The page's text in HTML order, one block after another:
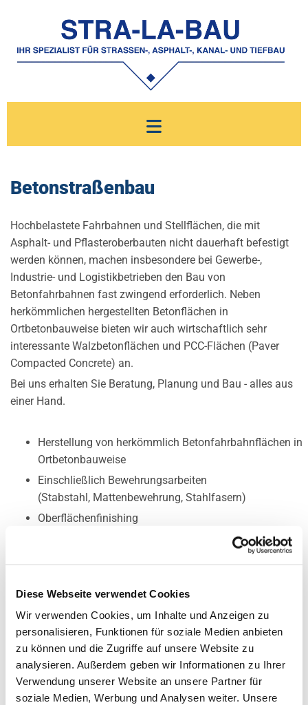
Diese Webseite verwendet Cookies
Wir verwenden Cookies, um Inhalte und Anzeigen zu
personalisieren, Funktionen für soziale Medien anbieten
zu können und die Zugriffe auf unsere Website zu
analysieren. Außerdem geben wir Informationen zu Ihrer
Verwendung unserer Website an unsere Partner für
soziale Medien, Werbung und Analysen weiter. Unsere
Betonstraßenbau
Hochbelastete Fahrbahnen und Stellflächen, die mit
Asphalt- und Pflasteroberbauten nicht dauerhaft befestigt
werden können, machen insbesondere bei Gewerbe-,
Industrie- und Logistikbetrieben den Bau von
Betonfahrbahnen fast zwingend erforderlich. Neben
herkömmlichen hergestellten Betonflächen in
Ortbetonbauweise bieten wir auch wirtschaftlich sehr
interessante Walzbetonflächen und PCC-Flächen (Paver
Compacted Concrete) an.
Bei uns erhalten Sie Beratung, Planung und Bau - alles aus
einer Hand.
Herstellung von herkömmlich Betonfahrbahnflächen in
Ortbetonbauweise
Einschließlich Bewehrungsarbeiten
(Stabstahl, Mattenbewehrung, Stahlfasern)
Oberflächenfinishing
(Arbeiten, Glätten, Besenstrich, Nachbehandlung)
(Einbau und Verdichtung mit konventionellen
Straßenfertigern)